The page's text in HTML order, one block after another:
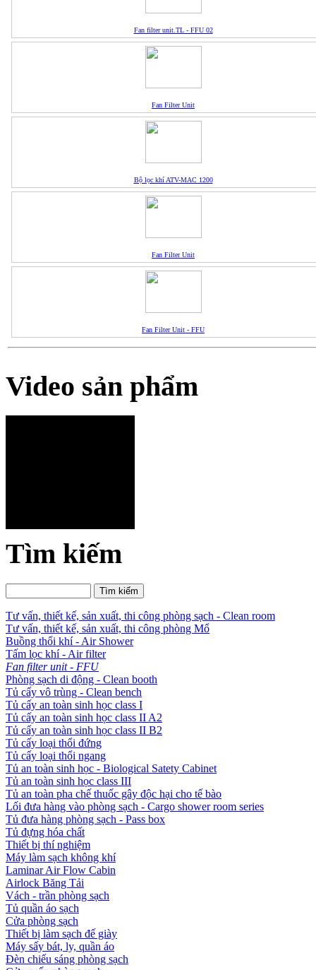
Fan filter unit.TL - FFU 02
Fan Filter Unit
Bộ lọc khí ATV-MAC 1200
Fan Filter Unit
Fan Filter Unit - FFU
Video sản phẩm
Tìm kiếm
Tư vấn, thiết kế, sản xuất, thi công phòng sạch - Clean room
Tư vấn, thiết kế, sản xuất, thi công phòng Mổ
Buồng thổi khí - Air Shower
Tấm lọc khí - Air filter
Fan filter unit - FFU
Phòng sạch di động - Clean booth
Tủ cấy vô trùng - Clean bench
Tủ cấy an toàn sinh học class I
Tủ cấy an toàn sinh học class II A2
Tủ cấy an toàn sinh học class II B2
Tủ cấy loại thổi đứng
Tủ cấy loại thổi ngang
Tủ an toàn sinh học - Biological Satety Cabinet
Tủ an toàn sinh học class III
Tủ an toàn pha chế thuốc gây độc hại cho tế bào
Lối đưa hàng vào phòng sạch - Cargo shower room series
Tủ đưa hàng phòng sạch - Pass box
Tủ đựng hóa chất
Thiết bị thí nghiệm
Máy làm sạch không khí
Laminar Air Flow Cabin
Airlock Băng Tải
Vách - trần phòng sạch
Tủ quần áo sạch
Cửa phòng sạch
Thiết bị làm sạch đế giày
Máy sấy bát, ly, quần áo
Đèn chiếu sáng phòng sạch